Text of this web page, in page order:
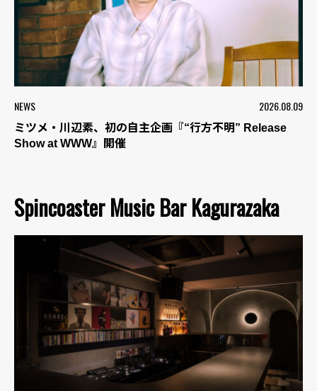
NEWS 2026.08.09
ミツメ・川辺素、初の自主企画『“行方不明” Release
Show at WWW』開催
Spincoaster Music Bar Kagurazaka